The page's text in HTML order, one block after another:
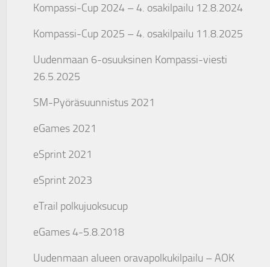
Kompassi-Cup 2024 – 4. osakilpailu 12.8.2024
Kompassi-Cup 2025 – 4. osakilpailu 11.8.2025
Uudenmaan 6-osuuksinen Kompassi-viesti
26.5.2025
SM-Pyöräsuunnistus 2021
eGames 2021
eSprint 2021
eSprint 2023
eTrail polkujuoksucup
eGames 4-5.8.2018
Uudenmaan alueen oravapolkukilpailu – AOK